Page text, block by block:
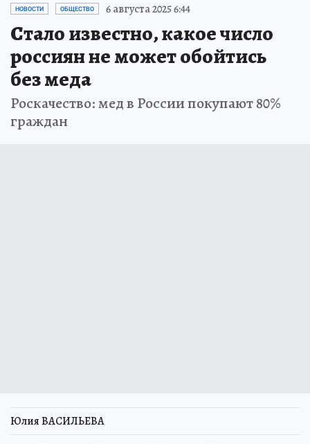
НОВОСТИ ОБЩЕСТВО 6 августа 2025 6:44
Стало известно, какое число
россиян не может обойтись
без меда
Роскачество: мед в России покупают 80%
граждан
Юлия ВАСИЛЬЕВА